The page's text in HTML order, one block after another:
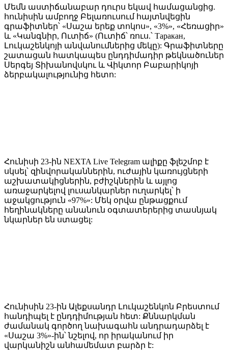
Մեմն աստիճանաբար դուրս եկավ համացանցից.
հունիսին ամբողջ Բելառուսում հայտնվեցին
գրաֆիտներ՝ «Սաշա երեք տոկոս», «3%», «Հեռացիր»
և «Կանգնիր, Ուտիճ» (Ուտիճ՝ ռուս.՝ Таракан,
Լուկաշենկոյի անվանումներից մեկը): Գրաֆիտները
շատացան հատկապես ընդդիմադիր թեկնածուներ
Սերգեյ Տիխանովսկու և Վիկտոր Բաբարիկոյի
ձերբակալությունից հետո:
Հունիսի 23-ին NEXTA Live Telegram ալիքը ֆլեշմոբ է
սկսել՝ զինվորականներին, ուժային կառույցների
աշխատակիցներին, բժիշկներին և այլոց
առաջարկելով լուսանկարներ ուղարկել՝ ի
աջակցություն «97%»: Մեկ օրվա ընթացքում
հեղինակները անանուն օգտատերերից տասնյակ
նկարներ են ստացել:
Հունիսին 23-ին Ալեքսանդր Լուկաշենկոն Բրեստում
հանդիպել է ընդդիմության հետ: Քննարկման
ժամանակ գործող նախագահն անդրադարձել է
«Սաշա 3%»-ին՝ նշելով, որ իրականում իր
վարկանիշն անհամեմատ բարձր է: